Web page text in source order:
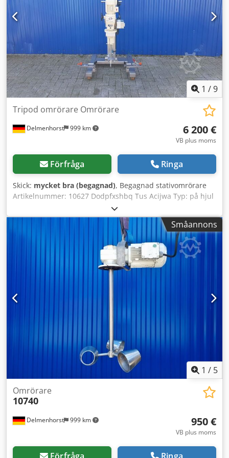
1 /9
Delmenhorst 999 km
Tripod omrörare Omrörare
6 200 €
VB plus moms
Förfråga Ringa
Skick: mycket bra (begagnad), Begagnad stativomrörare
Artikelnummer: 10627 Dodpfxshbq Tus Acijwa Typ: på hjul
Hjulhöjd: 83 mm Material (medieberörda delar): 1.4301
rostfritt stål Motor: Effekt: 1,1 kW Varvtal: 116 – 810
varv/min Spänning: 400 V Omrörarorgan: Propeller
Diameter: 200 mm Axellängd: 375 mm Totalhöjd: 1748 mm
justerbar Totalbredd: 755 mm Totallängd: 1027 mm
Småannons
1 / 5
Delmenhorst 999 km
Omrörare
10740
950 €
VB plus moms